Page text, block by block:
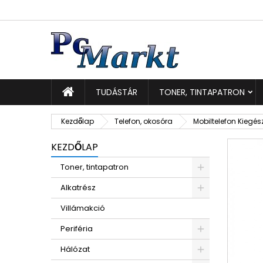
TUDÁSTÁR TONER, TINTAPATRON
Kezdőlap Telefon, okosóra Mobiltelefon
KEZDŐLAP
Toner, tintapatron
Alkatrész
Villámakció
Periféria
Hálózat